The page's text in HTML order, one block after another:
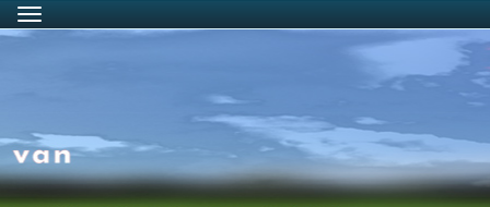
Menu